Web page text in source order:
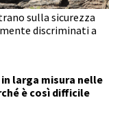
sulla sicurezza
discriminati a
larga misura nelle
è così difficile